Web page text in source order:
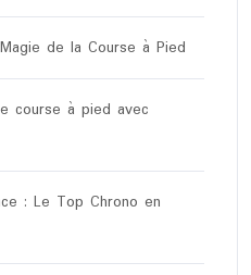
de la Course à Pied
course à pied avec
: Le Top Chrono en